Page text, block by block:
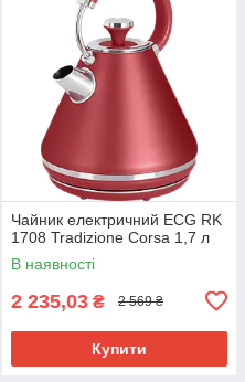
Чайник електричний ECG RK
1708 Tradizione Corsa 1,7 л
В наявності
2 235,03 ₴ 2 569 ₴
Купити